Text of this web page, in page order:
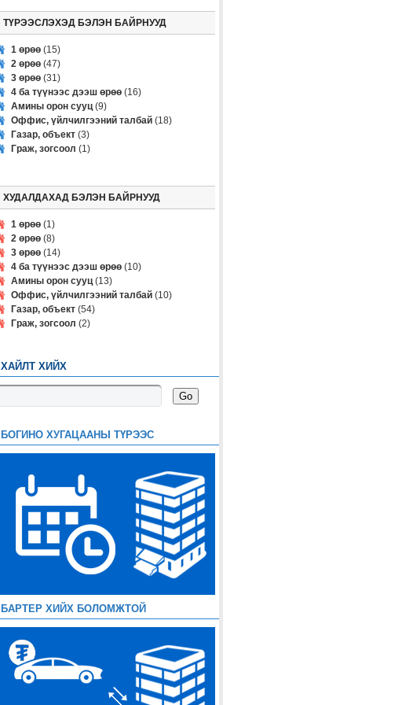
ТҮРЭЭСЛЭХЭД БЭЛЭН БАЙРНУУД
1 өрөө(15)
2 өрөө(47)
3 өрөө(31)
4 ба түүнээс дээш өрөө(16)
Амины орон сууц(9)
Оффис, үйлчилгээний талбай(18)
Газар, объект(3)
Граж, зогсоол (1)
ХУДАЛДАХАД БЭЛЭН БАЙРНУУД
1 өрөө(1)
2 өрөө(8)
3 өрөө(14)
4 ба түүнээс дээш өрөө(10)
Амины орон сууц(13)
Оффис, үйлчилгээний талбай(10)
Газар, объект(54)
Граж, зогсоол (2)
ХАЙЛТ ХИЙХ
БОГИНО ХУГАЦААНЫ ТҮРЭЭС
БАРТЕР ХИЙХ БОЛОМЖТОЙ